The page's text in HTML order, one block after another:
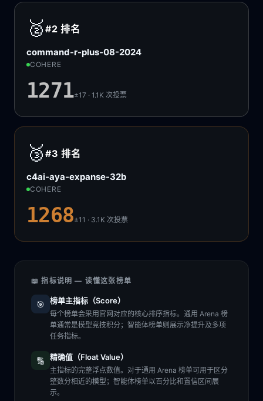
🥈 #2排名
command-r-plus-08-2024
COHERE
1271±17 · 1.1K次投票
🥉 #3排名
c4ai-aya-expanse-32b
COHERE
1268±11 · 3.1K次投票
📖 指标说明 — 读懂这张榜单
🎯 榜单主指标（Score）
每个榜单会采用官网对应的核心排序指标。通用 Arena 榜
单通常是模型竞技积分；智能体榜单则展示净提升及多项
任务指标。
🔢 精确值（Float Value）
主指标的完整浮点数值。对于通用 Arena 榜单可用于区分
整数分相近的模型；智能体榜单以百分比和置信区间展
示。